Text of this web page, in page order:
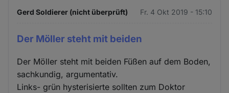
Gerd Soldierer (nicht überprüft) Fr. 4 Okt 2019 - 15:10
Der Möller steht mit beiden
Der Möller steht mit beiden Füßen auf dem Boden,
sachkundig, argumentativ.
Links- grün hysterisierte sollten zum Doktor